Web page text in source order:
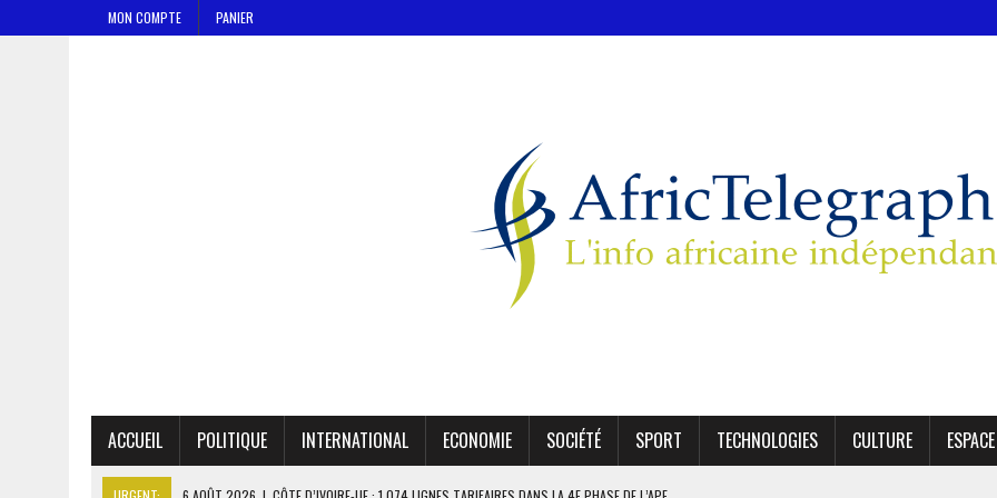
MON COMPTE PANIER
ACCUEIL POLITIQUE INTERNATIONAL ECONOMIE SOCIÉTÉ SPORT TECHNOLOGIES CULTURE